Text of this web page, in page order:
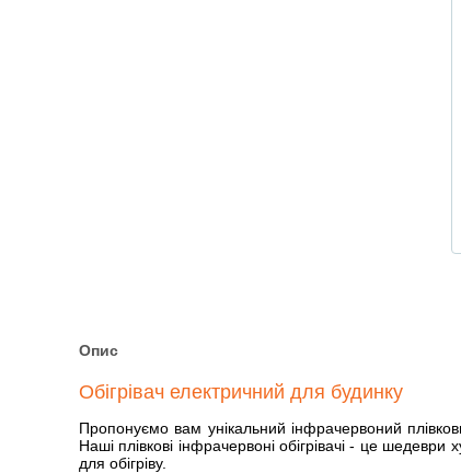
Опис
Обігрівач електричний для будинку
Пропонуємо вам унікальний інфрачервоний
Наші плівкові інфрачервоні обігрівачі - це
для обігріву.